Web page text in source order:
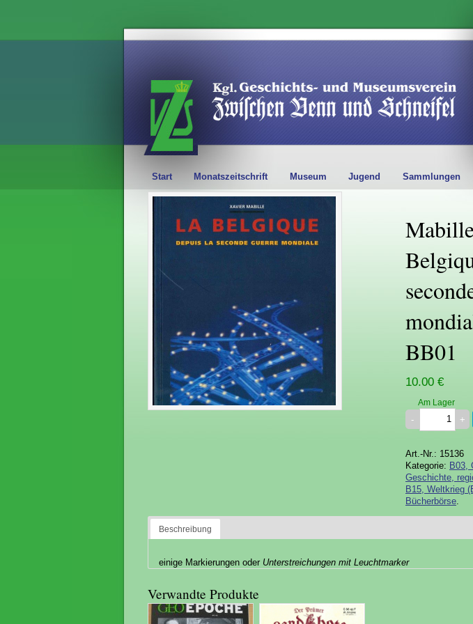
Start Monatszeitschrift Museum Jugend Sammlungen
BB01
10.00 €
Am Lager
Art.-Nr.: 15136
Kategorie: B03,
Geschichte,
B15, Weltkrieg
Bücherbörse
Beschreibung
einige Markierungen oder Unterstreichungen mit Leuchtmarker
Verwandte Produkte